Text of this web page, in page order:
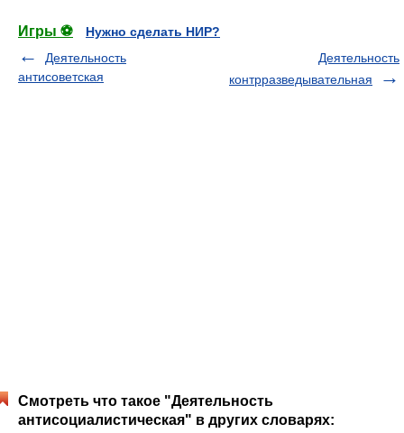
Игры ⚽
Нужно сделать НИР?
Деятельность
антисоветская
Деятельность
контрразведывательная
Смотреть что такое "Деятельность
антисоциалистическая" в других словарях: